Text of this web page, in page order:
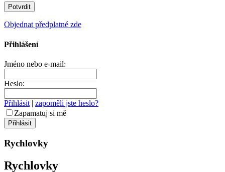
Objednat předplatné zde
Přihlášení
Jméno nebo e-mail:
Heslo:
Přihlásit | zapoměli jste heslo?
Zapamatuj si mě
Rychlovky
Rychlovky